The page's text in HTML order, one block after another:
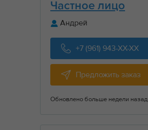
Частное лицо
Андрей
+7 (961) 943-XX-XX
Предложить заказ
Обновлено больше недели назад